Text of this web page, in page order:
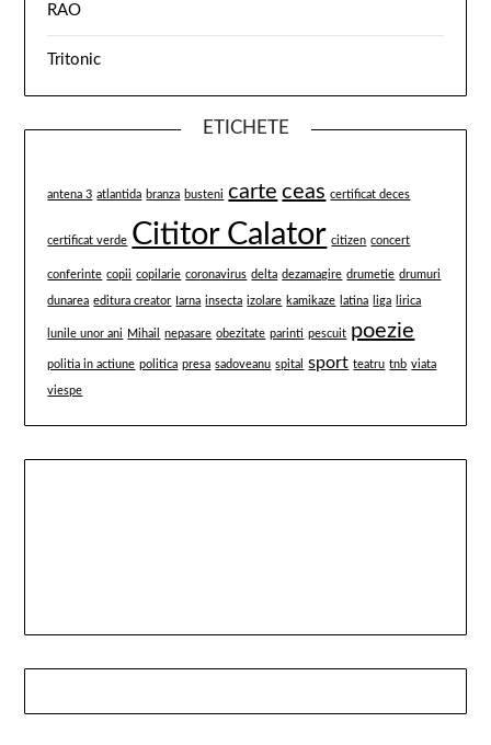
RAO
Tritonic
ETICHETE
antena 3 atlantida branza busteni carte ceas certificat deces
certificat verde Cititor Calator citizen concert
conferinte copii copilarie coronavirus delta dezamagire drumetie drumuri
dunarea editura creator Iarna insecta izolare kamikaze latina liga lirica
lunile unor ani Mihail nepasare obezitate parinti pescuit poezie
politia in actiune politica presa sadoveanu spital sport teatru tnb viata
viespe